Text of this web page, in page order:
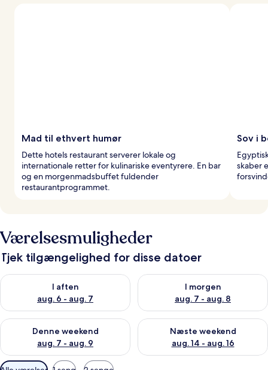
Mad til ethvert humør
Dette hotels restaurant serverer lokale og
internationale retter for kulinariske eventyrere. En bar
og en morgenmadsbuffet fuldender
restaurantprogrammet.
Sov i
skaber
Værelsesmuligheder
Tjek tilgængelighed for disse datoer
I aften
aug. 6 - aug. 7
Tjek tilgængelighed for i aften aug. 6 - aug. 7
I morgen
aug. 7 - aug. 8
Tjek tilgængelighed for i
Denne weekend
aug. 7 - aug. 9
Tjek tilgængelighed for denne weekend aug. 7 - aug. 9
Næste weekend
aug. 14 - aug. 16
Tjek tilgængelighed for næste
Tilgængelige